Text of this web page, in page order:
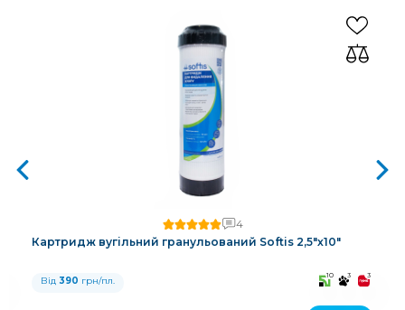
4
Картридж вугільний гранульований Softis 2,5"х10"
Від 390 грн/пл. 10 3 3